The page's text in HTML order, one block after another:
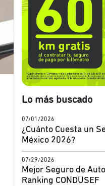
Lo más buscado
07/01/2026
¿Cuánto Cuesta un
México 2026?
07/29/2026
Mejor Seguro de
Ranking CONDUSEF